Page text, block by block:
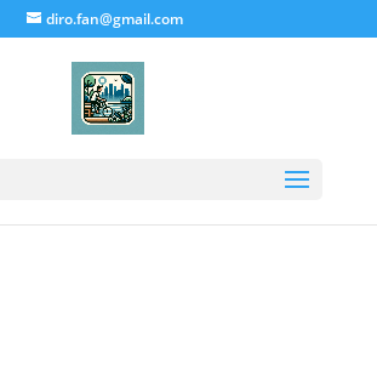
diro.fan@gmail.com